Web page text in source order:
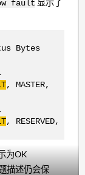
fault
Bytes
, MASTER,
, RESERVED,
为OK
描述仍会保